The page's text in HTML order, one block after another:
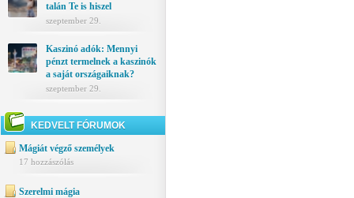
talán Te is hiszel
szeptember 29.
Kaszinó adók: Mennyi
pénzt termelnek a kaszinók
a saját országaiknak?
szeptember 29.
KEDVELT FÓRUMOK
Mágiát végző személyek
17 hozzászólás
Szerelmi mágia